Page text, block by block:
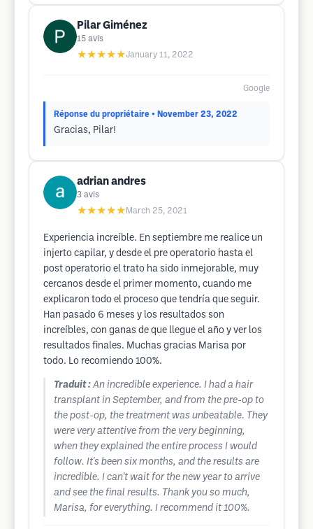
Pilar Giménez
15 avis
★★★★★January 11, 2022
Google
Réponse du propriétaire • November 23, 2022
Gracias, Pilar!
adrian andres
3 avis
★★★★★ March 25, 2021
Experiencia increíble. En septiembre me realice un
injerto capilar, y desde el pre operatorio hasta el
post operatorio el trato ha sido inmejorable, muy
cercanos desde el primer momento, cuando me
explicaron todo el proceso que tendría que seguir.
Han pasado 6 meses y los resultados son
increíbles, con ganas de que llegue el año y ver los
resultados finales. Muchas gracias Marisa por
todo. Lo recomiendo 100%.
Traduit : An incredible experience. I had a hair
transplant in September, and from the pre-op to
the post-op, the treatment was unbeatable. They
were very attentive from the very beginning,
when they explained the entire process I would
follow. It's been six months, and the results are
incredible. I can't wait for the new year to arrive
and see the final results. Thank you so much,
Marisa, for everything. I recommend it 100%.